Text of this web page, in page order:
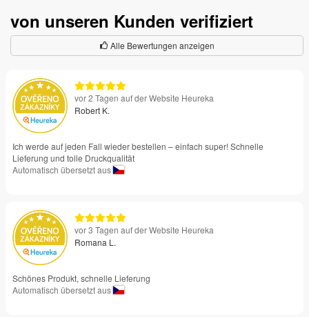
von unseren Kunden verifiziert
Alle Bewertungen anzeigen
vor 2 Tagen auf der Website Heureka
Robert K.
Ich werde auf jeden Fall wieder bestellen – einfach super! Schnelle
Lieferung und tolle Druckqualität
Automatisch übersetzt aus
vor 3 Tagen auf der Website Heureka
Romana L.
Schönes Produkt, schnelle Lieferung
Automatisch übersetzt aus